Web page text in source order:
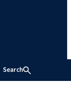
Search